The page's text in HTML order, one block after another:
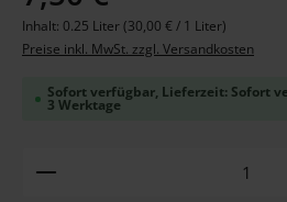
Inhalt: 0.25 Liter(30,00 € / 1 Liter)
Preise inkl. MwSt. zzgl. Versandkosten
Sofort verfügbar, Lieferzeit: Sofort
3 Werktage
Produkt Anzahl: Gib den